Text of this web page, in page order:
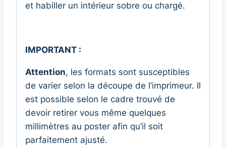
et habiller un intérieur sobre ou chargé.
IMPORTANT :
Attention, les formats sont susceptibles
de varier selon la découpe de l’imprimeur. Il
est possible selon le cadre trouvé de
devoir retirer vous même quelques
millimètres au poster afin qu’il soit
parfaitement ajusté.